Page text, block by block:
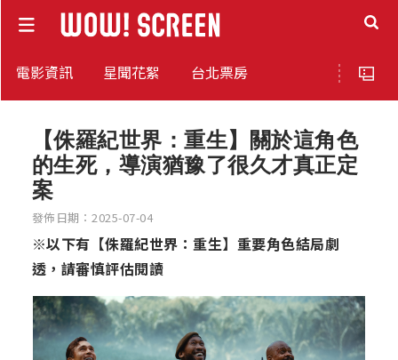
電影資訊 星聞花絮 台北票房
【侏羅紀世界：重生】關於這角色
的生死，導演猶豫了很久才真正定
案
發佈日期：2025-07-04
※以下有【侏羅紀世界：重生】重要角色結局劇
透，請審慎評估閱讀